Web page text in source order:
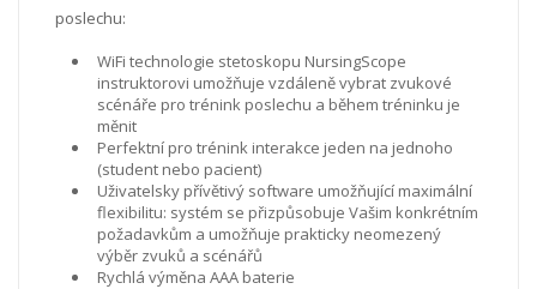
poslechu:
WiFi technologie stetoskopu NursingScope
instruktorovi umožňuje vzdáleně vybrat zvukové
scénáře pro trénink poslechu a během tréninku je
měnit
Perfektní pro trénink interakce jeden na jednoho
(student nebo pacient)
Uživatelsky přívětivý software umožňující maximální
flexibilitu: systém se přizpůsobuje Vašim konkrétním
požadavkům a umožňuje prakticky neomezený
výběr zvuků a scénářů
Rychlá výměna AAA baterie